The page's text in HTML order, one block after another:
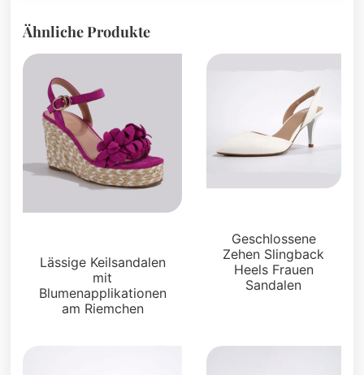
Ähnliche Produkte
Lässige Keilsandalen
mit
Blumenapplikationen
am Riemchen
Geschlossene
Zehen Slingback
Heels Frauen
Sandalen